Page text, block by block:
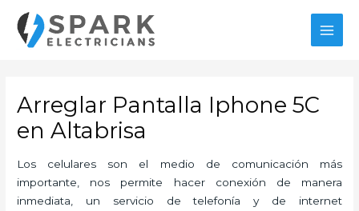
contenido
Arreglar Pantalla Iphone 5C
en Altabrisa
Los celulares son el medio de comunicación más
importante, nos permite hacer conexión de manera
inmediata, un servicio de telefonía y de internet